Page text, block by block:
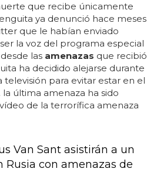
que recibe únicamente
ya denunció hace meses
que le habían enviado
la voz del programa especial
las amenazas que recibió
ha decidido alejarse durante
para evitar estar en el
última amenaza ha sido
de la terrorífica amenaza
Van Sant asistirán a un
Rusia con amenazas de